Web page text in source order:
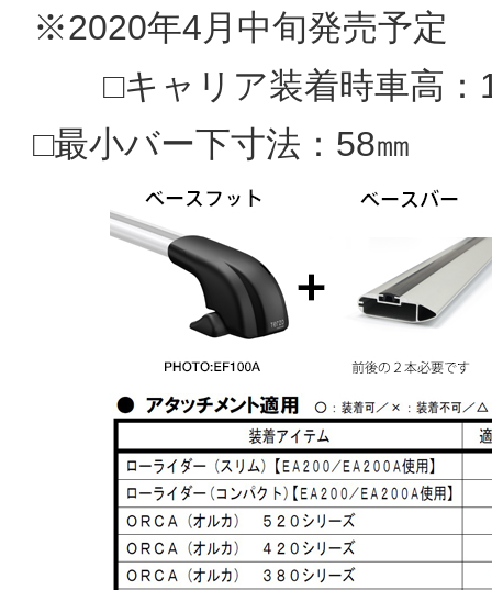
※2020年4月中旬発売予定
□キャリア装着時車高
□最小バー下寸法：58㎜